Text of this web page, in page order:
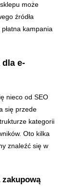
może
źródła
kampania
e-
nieco od SEO
się przede
kategorii
Oto kilka
znaleźć się w
zakupową